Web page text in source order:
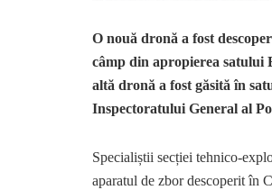
O nouă dronă a fost
câmp din apropierea satului
altă dronă a fost găsită în
Inspectoratului General al
Specialiștii secției tehnico-
aparatul de zbor descoperit în